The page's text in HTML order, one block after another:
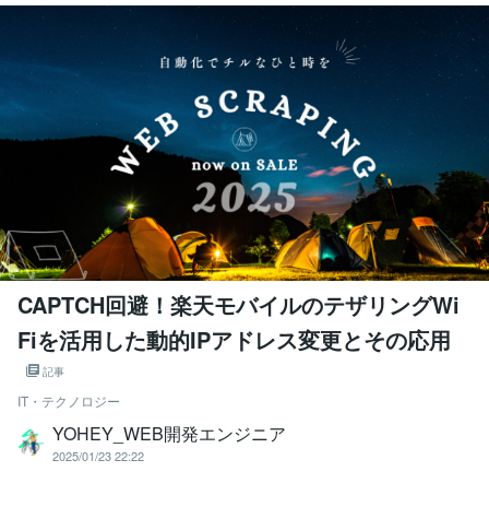
CAPTCH回避！楽天モバイルのテザリングWi
Fiを活用した動的IPアドレス変更とその応用
記事
IT・テクノロジー
YOHEY_WEB開発エンジニア
2025/01/23 22:22